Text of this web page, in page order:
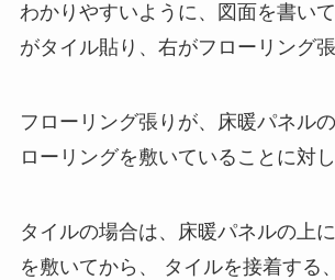
わかりやすいように、図面を書い
がタイル貼り、右がフローリング張
フローリング張りが、床暖パネル
ローリングを敷いていることに対し
タイルの場合は、床暖パネルの上
を敷いてから、 タイルを接着する